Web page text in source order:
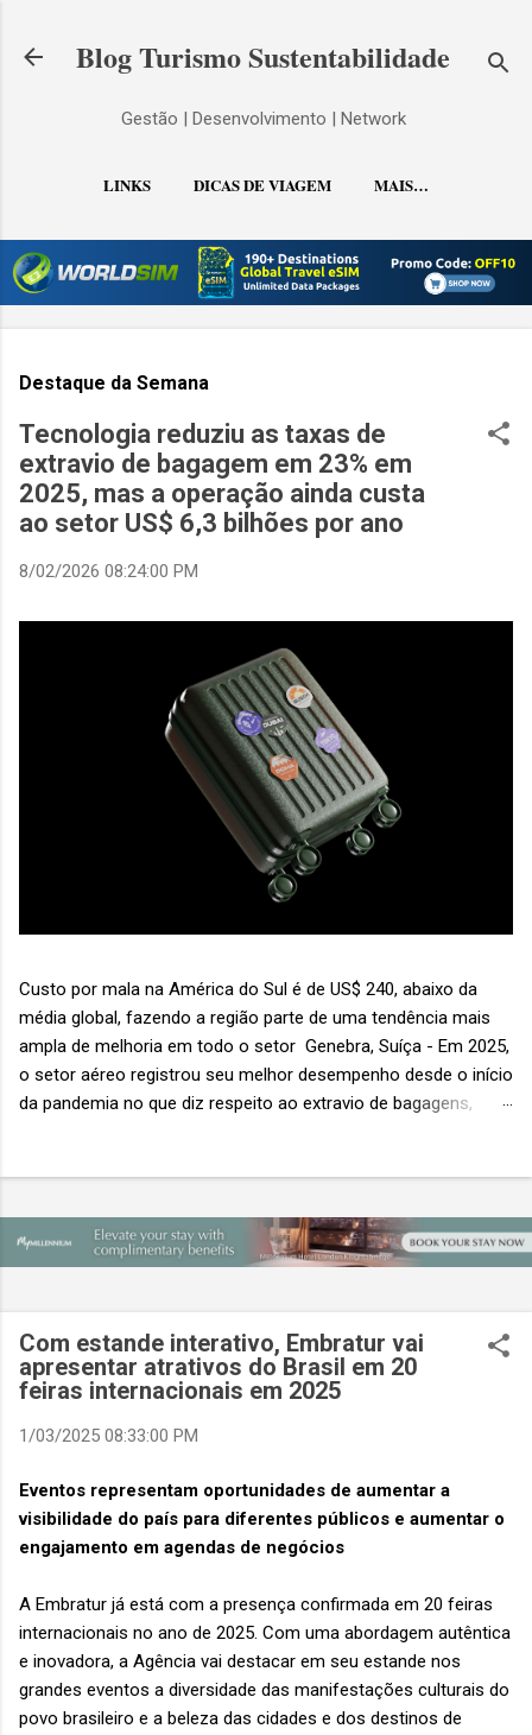
Blog Turismo Sustentabilidade
Gestão | Desenvolvimento | Network
LINKS DICAS DE VIAGEM MAIS…
CONTATO
Destaque da Semana
Tecnologia reduziu as taxas de
extravio de bagagem em 23% em
2025, mas a operação ainda custa
ao setor US$ 6,3 bilhões por ano
8/02/2026 08:24:00 PM
Custo por mala na América do Sul é de US$ 240, abaixo da
média global, fazendo a região parte de uma tendência mais
ampla de melhoria em todo o setor Genebra, Suíça - Em 2025,
o setor aéreo registrou seu melhor desempenho desde o início
da pandemia no que diz respeito ao extravio de bagagens,
“Baggage IT Insights” de 2026 da SITA, a 20ª edição anual
desse importante estudo de referência à indústria. (© SITA)
custa ao setor US$ 6,3 bilhões anualmente. Cada mala
extraviada acarreta um custo médio de US$ 260. Com um
lucro líquido médio de apenas US$ 8 por passageiro, uma mala
cinco anulam o lucro de um voo inteiro. O núme...
Com estande interativo, Embratur vai
apresentar atrativos do Brasil em 20
feiras internacionais em 2025
1/03/2025 08:33:00 PM
Eventos representam oportunidades de aumentar a
visibilidade do país para diferentes públicos e aumentar o
engajamento em agendas de negócios
A Embratur já está com a presença confirmada em 20 feiras
internacionais no ano de 2025. Com uma abordagem autêntica
e inovadora, a Agência vai destacar em seu estande nos
grandes eventos a diversidade das manifestações culturais do
povo brasileiro e a beleza das cidades e dos destinos de